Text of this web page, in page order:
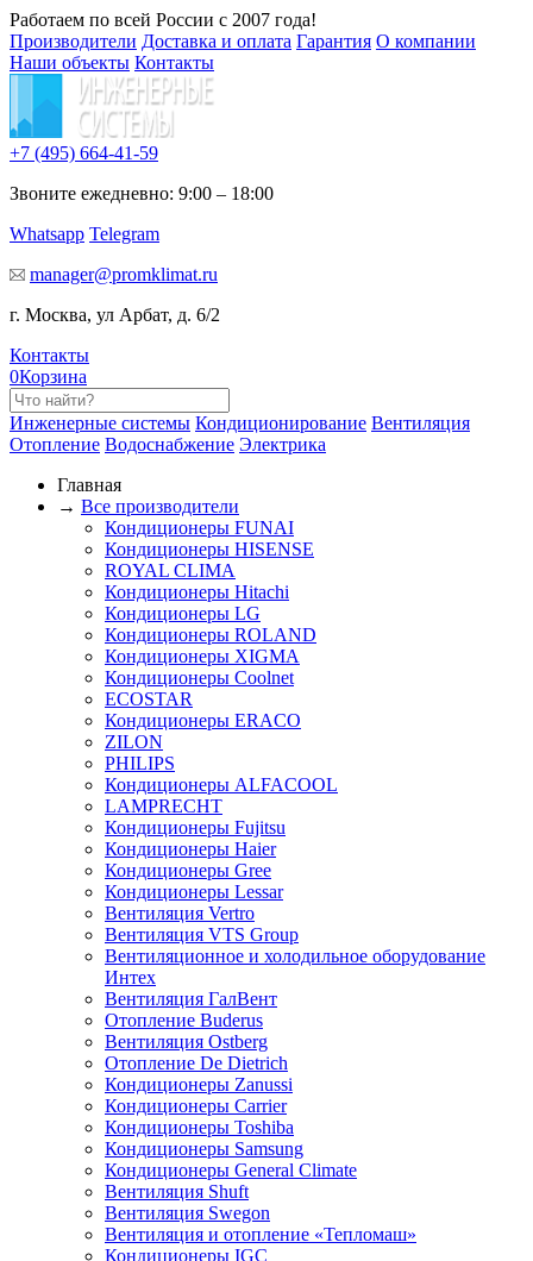
Работаем по всей России с 2007 года!
Производители Доставка и оплата Гарантия О компании
Наши объекты Контакты
+7 (495) 664-41-59
Звоните ежедневно: 9:00 – 18:00
Whatsapp Telegram
manager@promklimat.ru
г. Москва, ул Арбат, д. 6/2
Контакты
0Корзина
Инженерные системы Кондиционирование Вентиляция
Отопление Водоснабжение Электрика
Главная
→ Все производители
Кондиционеры FUNAI
Кондиционеры HISENSE
ROYAL CLIMA
Кондиционеры Hitachi
Кондиционеры LG
Кондиционеры ROLAND
Кондиционеры XIGMA
Кондиционеры Coolnet
ECOSTAR
Кондиционеры ERACO
ZILON
PHILIPS
Кондиционеры ALFACOOL
LAMPRECHT
Кондиционеры Fujitsu
Кондиционеры Haier
Кондиционеры Gree
Кондиционеры Lessar
Вентиляция Vertro
Вентиляция VTS Group
Вентиляционное и холодильное оборудование
Интех
Вентиляция ГалВент
Отопление Buderus
Вентиляция Ostberg
Отопление De Dietrich
Кондиционеры Zanussi
Кондиционеры Carrier
Кондиционеры Toshiba
Кондиционеры Samsung
Кондиционеры General Climate
Вентиляция Shuft
Вентиляция Swegon
Вентиляция и отопление «Тепломаш»
Кондиционеры IGC